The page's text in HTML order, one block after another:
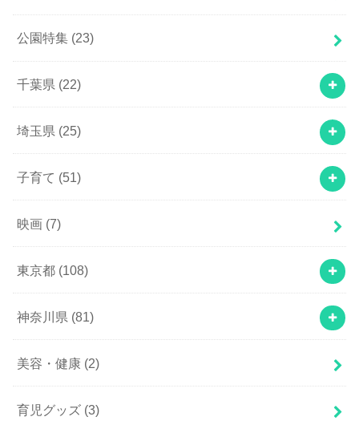
公園特集 (23)
千葉県 (22)
埼玉県 (25)
子育て (51)
映画 (7)
東京都 (108)
神奈川県 (81)
美容・健康 (2)
育児グッズ (3)